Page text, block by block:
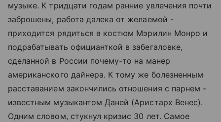
музыке. К тридцати годам ранние увлечения почти
заброшены, работа далека от желаемой -
приходится рядиться в костюм Мэрилин Монро и
подрабатывать официанткой в забегаловке,
сделанной в России почему-то на манер
американского дайнера. К тому же болезненным
расставанием закончились отношения с парнем -
известным музыкантом Даней (Аристарх Венес).
Одним словом, стукнул кризис 30 лет. Самое